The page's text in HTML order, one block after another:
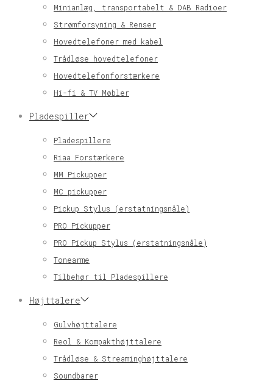
Minianlæg, transportabelt & DAB Radioer
Strømforsyning & Renser
Hovedtelefoner med kabel
Trådløse hovedtelefoner
Hovedtelefonforstærkere
Hi-fi & TV Møbler
Pladespiller
Pladespillere
Riaa Forstærkere
MM Pickupper
MC pickupper
Pickup Stylus (erstatningsnåle)
PRO Pickupper
PRO Pickup Stylus (erstatningsnåle)
Tonearme
Tilbehør til Pladespillere
Højttalere
Gulvhøjttalere
Reol & Kompakthøjttalere
Trådløse & Streaminghøjttalere
Soundbarer